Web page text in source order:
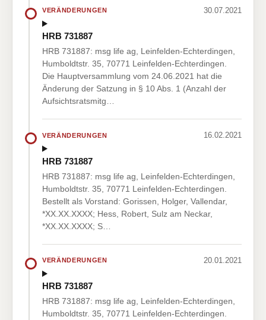
VERÄNDERUNGEN 30.07.2021
HRB 731887
HRB 731887: msg life ag, Leinfelden-Echterdingen,
Humboldtstr. 35, 70771 Leinfelden-Echterdingen.
Die Hauptversammlung vom 24.06.2021 hat die
Änderung der Satzung in § 10 Abs. 1 (Anzahl der
Aufsichtsratsmitg…
VERÄNDERUNGEN 16.02.2021
HRB 731887
HRB 731887: msg life ag, Leinfelden-Echterdingen,
Humboldtstr. 35, 70771 Leinfelden-Echterdingen.
Bestellt als Vorstand: Gorissen, Holger, Vallendar,
*XX.XX.XXXX; Hess, Robert, Sulz am Neckar,
*XX.XX.XXXX; S…
VERÄNDERUNGEN 20.01.2021
HRB 731887
HRB 731887: msg life ag, Leinfelden-Echterdingen,
Humboldtstr. 35, 70771 Leinfelden-Echterdingen.